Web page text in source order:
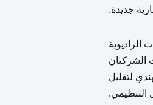
جديدة.
الشركتان
لتقليل
التنظيمي.